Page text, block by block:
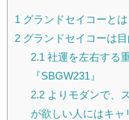
1 グランドセイコーとは
2 グランドセイコーは
2.1 社運を左右する
『SBGW231』
2.2よりモダンで、
が欲しい人にはキャ